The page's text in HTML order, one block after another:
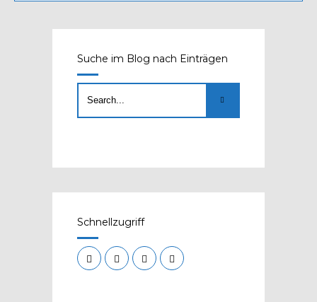
Suche im Blog nach Einträgen
Schnellzugriff